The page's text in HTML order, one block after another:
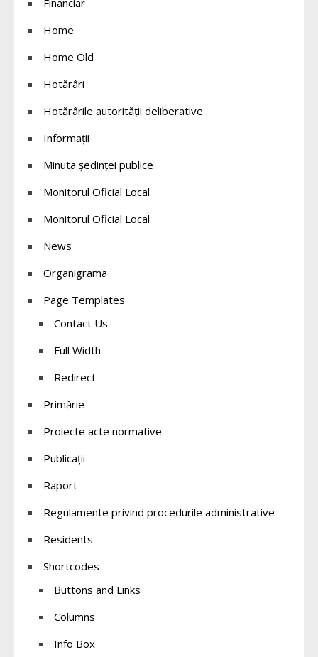
Financiar
Home
Home Old
Hotărâri
Hotărârile autorității deliberative
Informații
Minuta ședinței publice
Monitorul Oficial Local
Monitorul Oficial Local
News
Organigrama
Page Templates
Contact Us
Full Width
Redirect
Primărie
Proiecte acte normative
Publicații
Raport
Regulamente privind procedurile administrative
Residents
Shortcodes
Buttons and Links
Columns
Info Box